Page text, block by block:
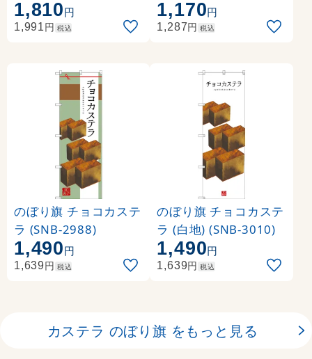
1,810円
1,991円 税込
字/白帯 (SNB-2680)
1,170円
1,287円 税込
のぼり旗 チョコカステ
ラ (SNB-2988)
1,490円
1,639円 税込
のぼり旗 チョコカステ
ラ (白地) (SNB-3010)
1,490円
1,639円 税込
カステラ のぼり旗 をもっと見る